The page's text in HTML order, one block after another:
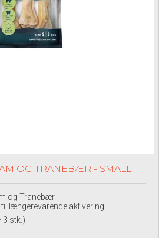
OG TRANEBÆR - SMALL
og Tranebær.
længerevarende aktivering.
3 stk.)